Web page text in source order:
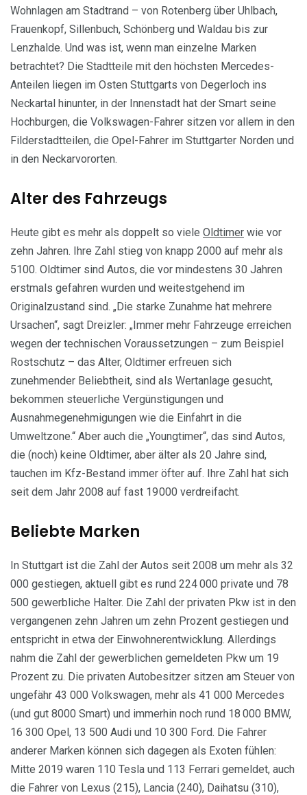
Wohnlagen am Stadtrand – von Rotenberg über Uhlbach,
Frauenkopf, Sillenbuch, Schönberg und Waldau bis zur
Lenzhalde. Und was ist, wenn man einzelne Marken
betrachtet? Die Stadtteile mit den höchsten Mercedes-
Anteilen liegen im Osten Stuttgarts von Degerloch ins
Neckartal hinunter, in der Innenstadt hat der Smart seine
Hochburgen, die Volkswagen-Fahrer sitzen vor allem in den
Filderstadtteilen, die Opel-Fahrer im Stuttgarter Norden und
in den Neckarvororten.
Alter des Fahrzeugs
Heute gibt es mehr als doppelt so viele Oldtimer wie vor
zehn Jahren. Ihre Zahl stieg von knapp 2000 auf mehr als
5100. Oldtimer sind Autos, die vor mindestens 30 Jahren
erstmals gefahren wurden und weitestgehend im
Originalzustand sind. „Die starke Zunahme hat mehrere
Ursachen“, sagt Dreizler: „Immer mehr Fahrzeuge erreichen
wegen der technischen Voraussetzungen – zum Beispiel
Rostschutz – das Alter, Oldtimer erfreuen sich
zunehmender Beliebtheit, sind als Wertanlage gesucht,
bekommen steuerliche Vergünstigungen und
Ausnahmegenehmigungen wie die Einfahrt in die
Umweltzone.“ Aber auch die „Youngtimer“, das sind Autos,
die (noch) keine Oldtimer, aber älter als 20 Jahre sind,
tauchen im Kfz-Bestand immer öfter auf. Ihre Zahl hat sich
seit dem Jahr 2008 auf fast 19 000 verdreifacht.
Beliebte Marken
In Stuttgart ist die Zahl der Autos seit 2008 um mehr als 32
000 gestiegen, aktuell gibt es rund 224 000 private und 78
500 gewerbliche Halter. Die Zahl der privaten Pkw ist in den
vergangenen zehn Jahren um zehn Prozent gestiegen und
entspricht in etwa der Einwohnerentwicklung. Allerdings
nahm die Zahl der gewerblichen gemeldeten Pkw um 19
Prozent zu. Die privaten Autobesitzer sitzen am Steuer von
ungefähr 43 000 Volkswagen, mehr als 41 000 Mercedes
(und gut 8000 Smart) und immerhin noch rund 18 000 BMW,
16 300 Opel, 13 500 Audi und 10 300 Ford. Die Fahrer
anderer Marken können sich dagegen als Exoten fühlen:
Mitte 2019 waren 110 Tesla und 113 Ferrari gemeldet, auch
die Fahrer von Lexus (215), Lancia (240), Daihatsu (310),